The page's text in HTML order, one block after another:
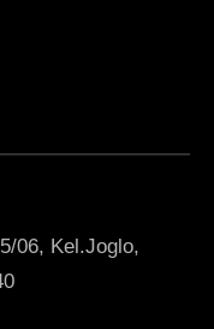
06, Kel.Joglo,